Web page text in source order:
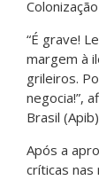
“É grave!
margem à
grileiros.
negocia!”,
Brasil
Após a
críticas nas